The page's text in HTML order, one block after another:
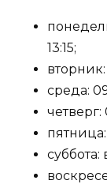
13:15;
среда:
четверг:
пятница: